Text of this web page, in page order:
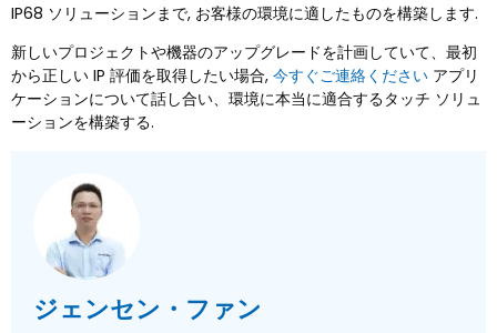
IP68 ソリューションまで, お客様の環境に適したものを構築します.
新しいプロジェクトや機器のアップグレードを計画していて、最初
から正しい IP 評価を取得したい場合, 今すぐご連絡ください アプリ
ケーションについて話し合い、環境に本当に適合するタッチ ソリュ
ーションを構築する.
ジェンセン・ファン